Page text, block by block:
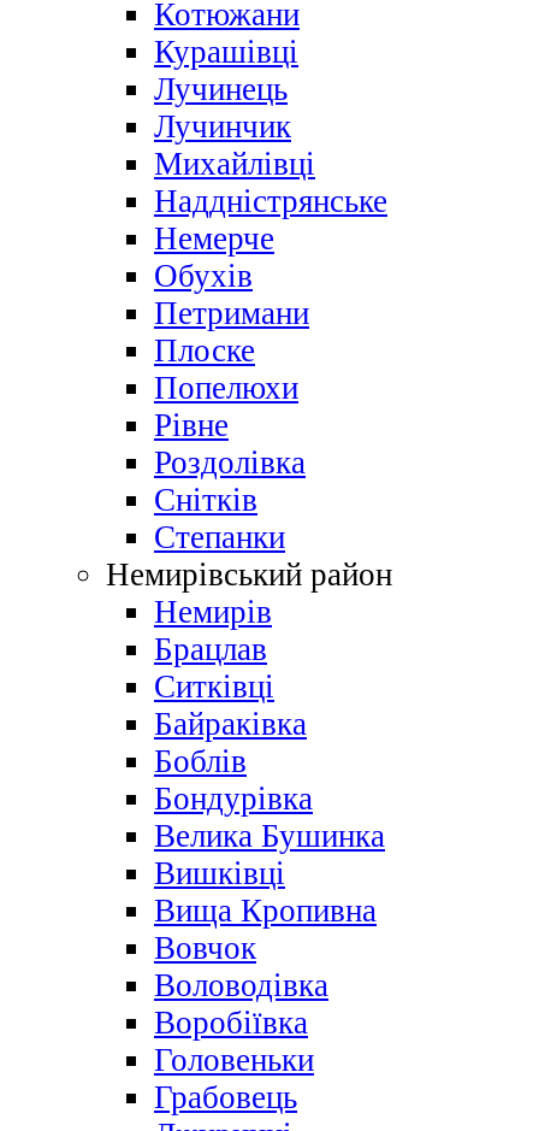
Котюжани
Курашівці
Лучинець
Лучинчик
Михайлівці
Наддністрянське
Немерче
Обухів
Петримани
Плоске
Попелюхи
Рівне
Роздолівка
Снітків
Степанки
Немирівський район
Немирів
Брацлав
Ситківці
Байраківка
Боблів
Бондурівка
Велика Бушинка
Вишківці
Вища Кропивна
Вовчок
Воловодівка
Воробіївка
Головеньки
Грабовець